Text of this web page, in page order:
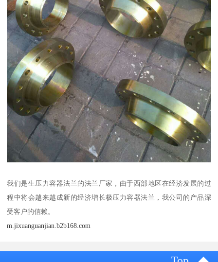
我们是生压力容器法兰的法兰厂家，由于西部地区在经济发展的过
程中将会越来越成新的经济增长极压力容器法兰，我公司的产品深
受客户的信赖。
m.jixuanguanjian.b2b168.com